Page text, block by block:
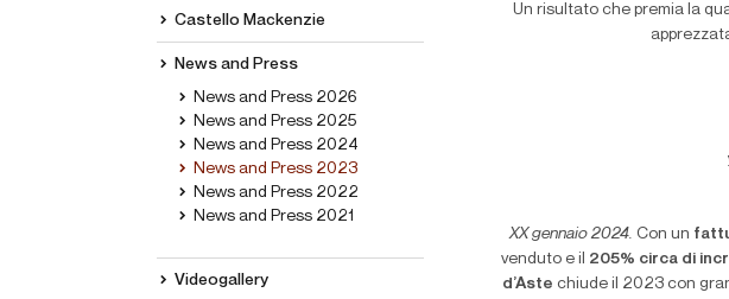
Castello Mackenzie
News and Press
News and Press 2026
News and Press 2025
News and Press 2024
News and Press 2023
News and Press 2022
News and Press 2021
Videogallery
Un risultato che premia la
XX gennaio 2024. Con un
venduto e il 205% circa di
d’Aste chiude il 2023 con